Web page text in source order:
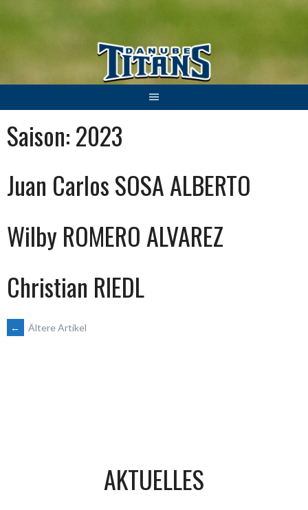
Saison:2023
Juan Carlos SOSA ALBERTO
Wilby ROMERO ALVAREZ
Christian RIEDL
BEITRAGSNAVIGATION
← Ältere Artikel
AKTUELLES